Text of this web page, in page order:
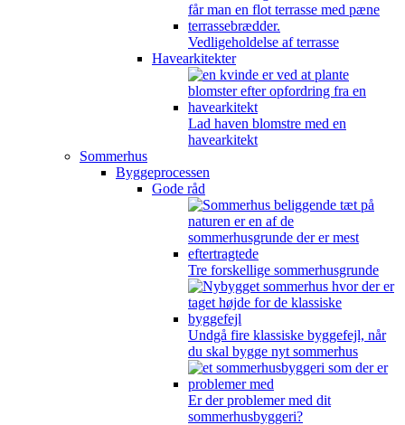
Vedligeholdelse af terrasse
Havearkitekter
Lad haven blomstre med en
havearkitekt
Sommerhus
Byggeprocessen
Gode råd
Tre forskellige sommerhusgrunde
Undgå fire klassiske byggefejl, når
du skal bygge nyt sommerhus
Er der problemer med dit
sommerhusbyggeri?